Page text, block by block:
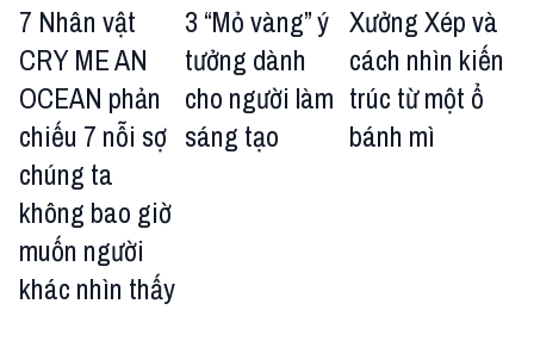
7 Nhân vật
CRY ME AN
OCEAN phản
chiếu 7 nỗi sợ
chúng ta
không bao giờ
muốn người
khác nhìn thấy
3 “Mỏ vàng” ý
tưởng dành
cho người làm
sáng tạo
Xưởng Xép và
cách nhìn kiến
trúc từ một ổ
bánh mì